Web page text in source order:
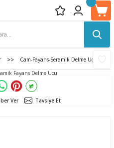
Cam-Fayans-Seramik Delme Uçları
Ver Tavsiye Et